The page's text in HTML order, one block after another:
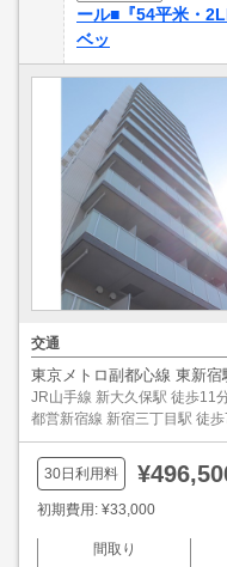
ール■『54平米・
ベッ
交通
東京メトロ副都心線 東新宿
JR山手線 新大久保駅 徒歩11
都営新宿線 新宿三丁目駅 徒
30日利用料
初期費用: ¥33,000
間取り